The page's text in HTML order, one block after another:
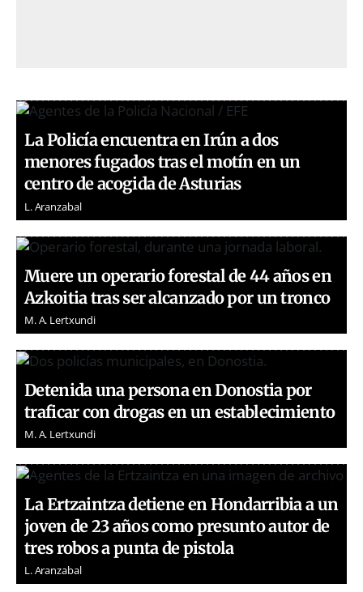
La Policía encuentra en Irún a dos
menores fugados tras el motín en un
centro de acogida de Asturias
L. Aranzabal
Muere un operario forestal de 44 años en
Azkoitia tras ser alcanzado por un tronco
M. A. Lertxundi
Detenida una persona en Donostia por
traficar con drogas en un establecimiento
M. A. Lertxundi
La Ertzaintza detiene en Hondarribia a un
joven de 23 años como presunto autor de
tres robos a punta de pistola
L. Aranzabal